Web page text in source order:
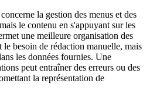
la gestion des menus et des
le contenu en s'appuyant sur les
une meilleure organisation des
le besoin de rédaction manuelle, mais
les données fournies. Une
peut entraîner des erreurs ou des
la représentation de